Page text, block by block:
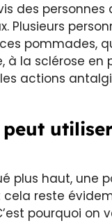
des
Plusieurs
pommades,
à la sclérose
actions
plus haut, une
cela reste
pourquoi on